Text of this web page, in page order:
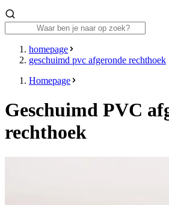
homepage
geschuimd pvc afgeronde rechthoek
Homepage
Geschuimd PVC
rechthoek